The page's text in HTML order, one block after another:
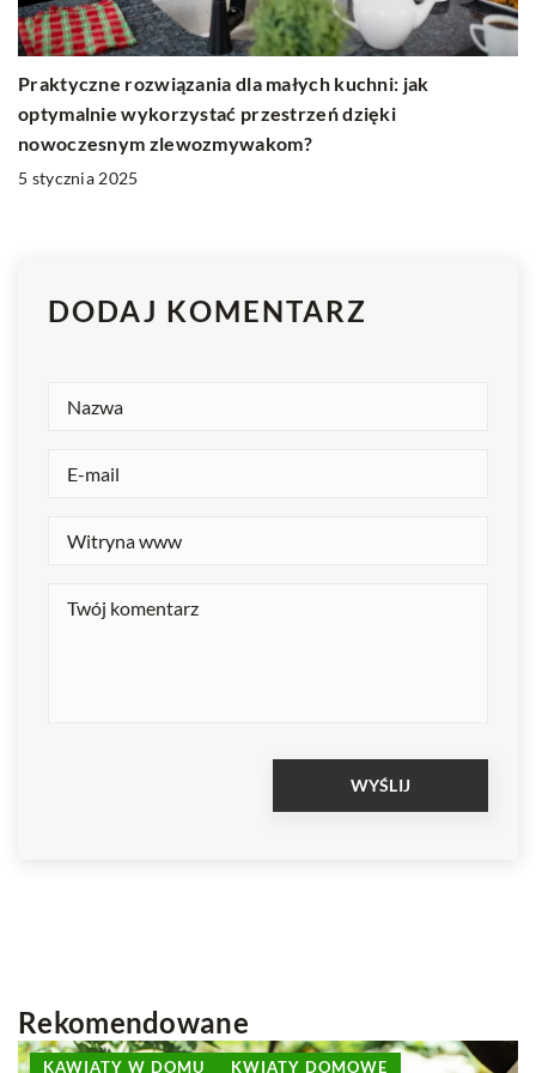
Praktyczne rozwiązania dla małych kuchni: jak
optymalnie wykorzystać przestrzeń dzięki
nowoczesnym zlewozmywakom?
5 stycznia 2025
DODAJ KOMENTARZ
Rekomendowane
INNE